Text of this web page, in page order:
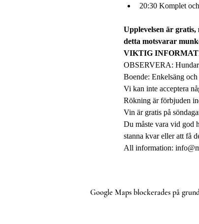
20:30 Komplet
Upplevelsen är
detta motsvarar
VIKTIG
OBSERVERA: Hundar
Boende: Enkelsäng
Vi kan inte acceptera
Rökning är förbjuden
Vin är gratis på
Du måste vara vid god
stanna kvar eller att få
All information:
Google Maps blockerades på